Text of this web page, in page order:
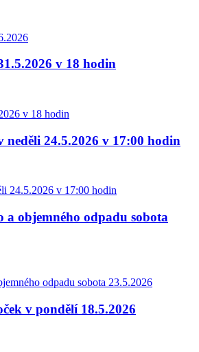
v 18 hodin
v 18 hodin
24.5.2026 v 17:00 hodin
24.5.2026 v 17:00 hodin
a objemného odpadu sobota
odpadu sobota 23.5.2026
v pondělí 18.5.2026